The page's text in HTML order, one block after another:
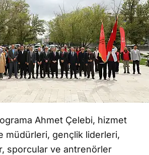
Ahmet Çelebi, hizmet
müdürleri, gençlik liderleri,
sporcular ve antrenörler